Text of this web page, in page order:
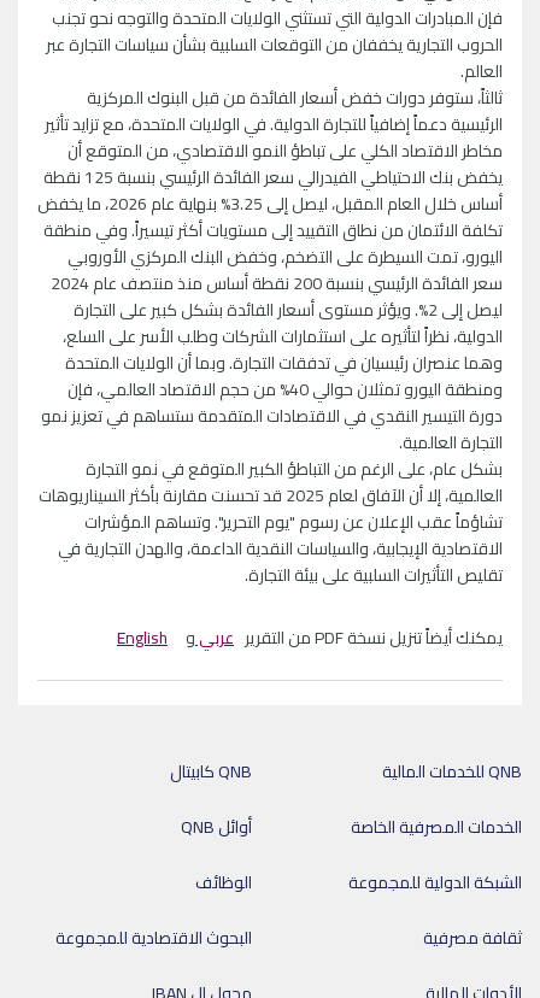
فإن المبادرات الدولية التي تستثني الولايات المتحدة والتوجه نحو تجنب
الحروب التجارية يخففان من التوقعات السلبية بشأن سياسات التجارة عبر
العالم.
ثالثاً، ستوفر دورات خفض أسعار الفائدة من قبل البنوك المركزية
الرئيسية دعماً إضافياً للتجارة الدولية. في الولايات المتحدة، مع تزايد تأثير
مخاطر الاقتصاد الكلي على تباطؤ النمو الاقتصادي، من المتوقع أن
يخفض بنك الاحتياطي الفيدرالي سعر الفائدة الرئيسي بنسبة 125 نقطة
أساس خلال العام المقبل، ليصل إلى 3.25% بنهاية عام 2026، ما يخفض
تكلفة الائتمان من نطاق التقييد إلى مستويات أكثر تيسيراً. وفي منطقة
اليورو، تمت السيطرة على التضخم، وخفض البنك المركزي الأوروبي
سعر الفائدة الرئيسي بنسبة 200 نقطة أساس منذ منتصف عام 2024
ليصل إلى 2%. ويؤثر مستوى أسعار الفائدة بشكل كبير على التجارة
الدولية، نظراً لتأثيره على استثمارات الشركات وطلب الأسر على السلع،
وهما عنصران رئيسيان في تدفقات التجارة. وبما أن الولايات المتحدة
ومنطقة اليورو تمثلان حوالي 40% من حجم الاقتصاد العالمي، فإن
دورة التيسير النقدي في الاقتصادات المتقدمة ستساهم في تعزيز نمو
التجارة العالمية.
بشكل عام، على الرغم من التباطؤ الكبير المتوقع في نمو التجارة
العالمية، إلا أن الآفاق لعام 2025 قد تحسنت مقارنة بأكثر السيناريوهات
تشاؤماً عقب الإعلان عن رسوم "يوم التحرير". وتساهم المؤشرات
الاقتصادية الإيجابية، والسياسات النقدية الداعمة، والهدن التجارية في
تقليص التأثيرات السلبية على بيئة التجارة.
يمكنك أيضاً تنزيل نسخة PDF من التقرير
عربيو English
QNB كابيتال
QNB للخدمات المالية
أوائل QNB
الخدمات المصرفية الخاصة
الوظائف
الشبكة الدولية للمجموعة
البحوث الاقتصادية للمجموعة
ثقافة مصرفية